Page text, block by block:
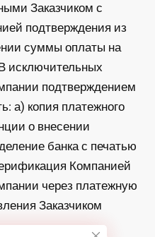
Заказчиком с
подтверждения из
суммы оплаты на
исключительных
подтверждением
а) копия платежного
о внесении
банка с печатью
Компанией
через платежную
Заказчиком